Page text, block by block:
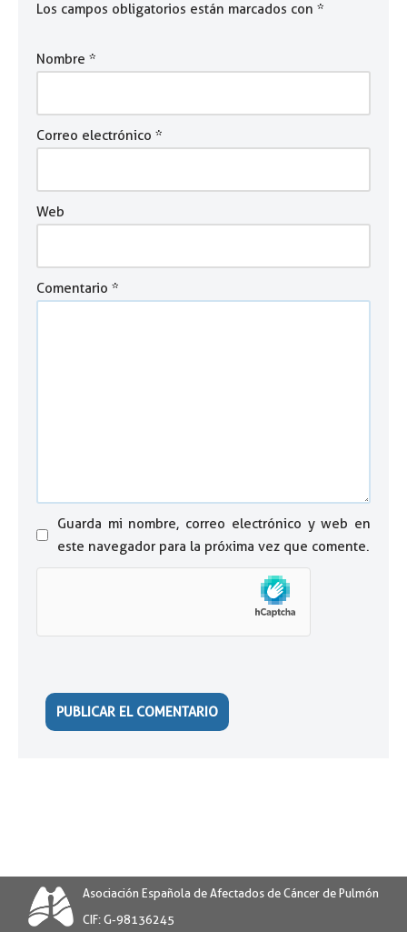
Los campos obligatorios están marcados con *
Nombre *
Correo electrónico *
Web
Comentario *
Guarda mi nombre, correo electrónico y web en
este navegador para la próxima vez que comente.
Asociación Española de Afectados de Cáncer de Pulmón
CIF: G-98136245